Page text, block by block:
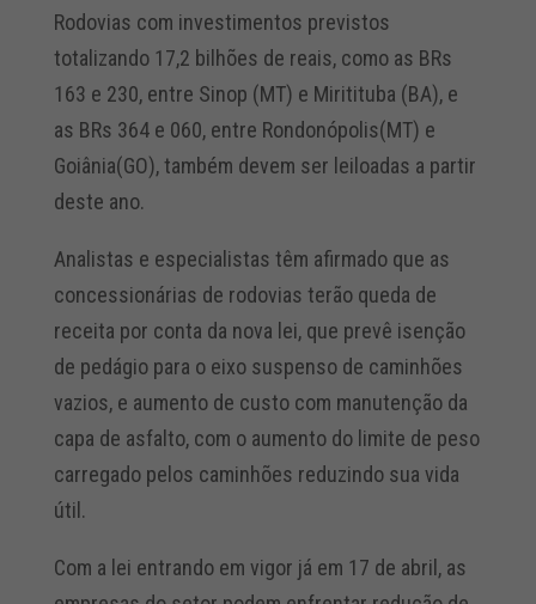
Rodovias com investimentos previstos
totalizando 17,2 bilhões de reais, como as BRs
163 e 230, entre Sinop (MT) e Miritituba (BA), e
as BRs 364 e 060, entre Rondonópolis(MT) e
Goiânia(GO), também devem ser leiloadas a partir
deste ano.
Analistas e especialistas têm afirmado que as
concessionárias de rodovias terão queda de
receita por conta da nova lei, que prevê isenção
de pedágio para o eixo suspenso de caminhões
vazios, e aumento de custo com manutenção da
capa de asfalto, com o aumento do limite de peso
carregado pelos caminhões reduzindo sua vida
útil.
Com a lei entrando em vigor já em 17 de abril, as